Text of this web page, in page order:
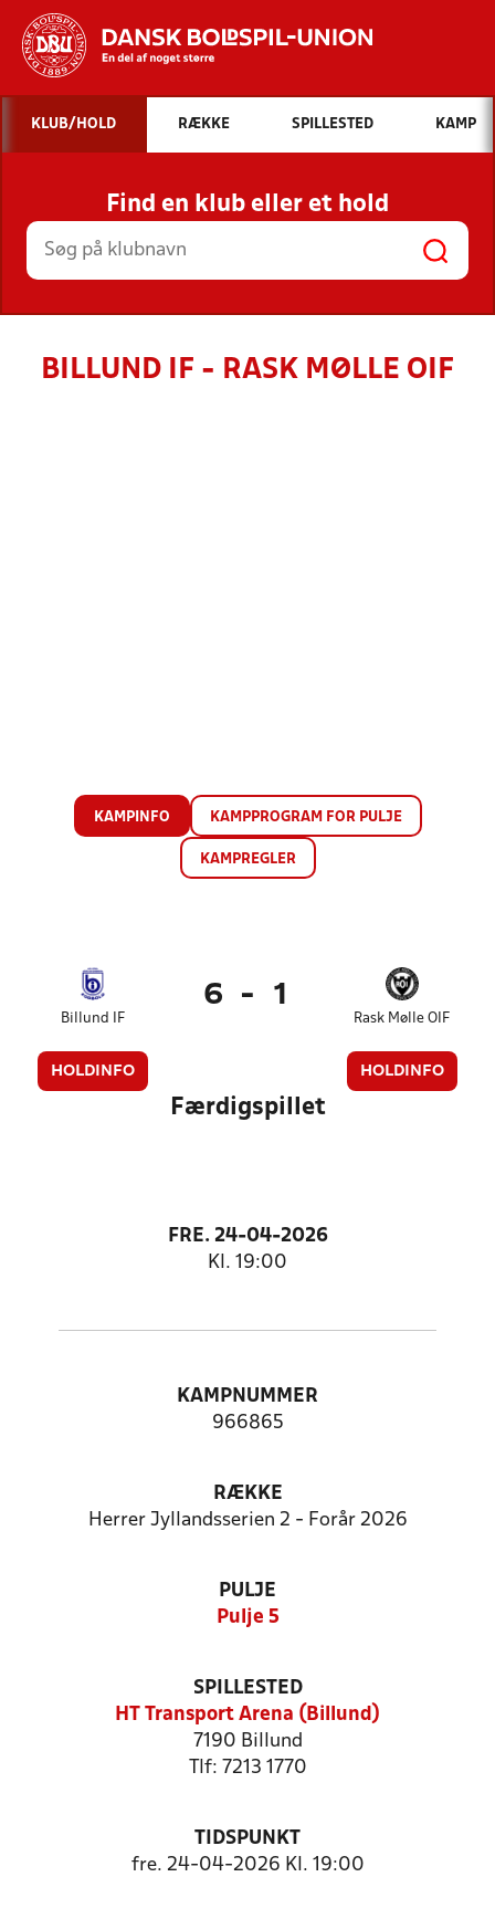
Hvad vil du søge efter?
INDHOLD OG NYHEDER
STILLINGER, RESULTATER, KLUBBER OG
HOLD
KLUB/HOLD RÆKKE SPILLESTED KAMP
Find en klub eller et hold
BILLUND IF - RASK MØLLE OIF
KAMPINFO KAMPPROGRAM FOR PULJE
KAMPREGLER
Billund IF
HOLDINFO
6 - 1
Rask Mølle OIF
HOLDINFO
Færdigspillet
FRE. 24-04-2026
Kl. 19:00
KAMPNUMMER
966865
RÆKKE
Herrer Jyllandsserien 2 - Forår 2026
PULJE
Pulje 5
SPILLESTED
HT Transport Arena (Billund)
7190 Billund
Tlf: 7213 1770
TIDSPUNKT
fre. 24-04-2026 Kl. 19:00